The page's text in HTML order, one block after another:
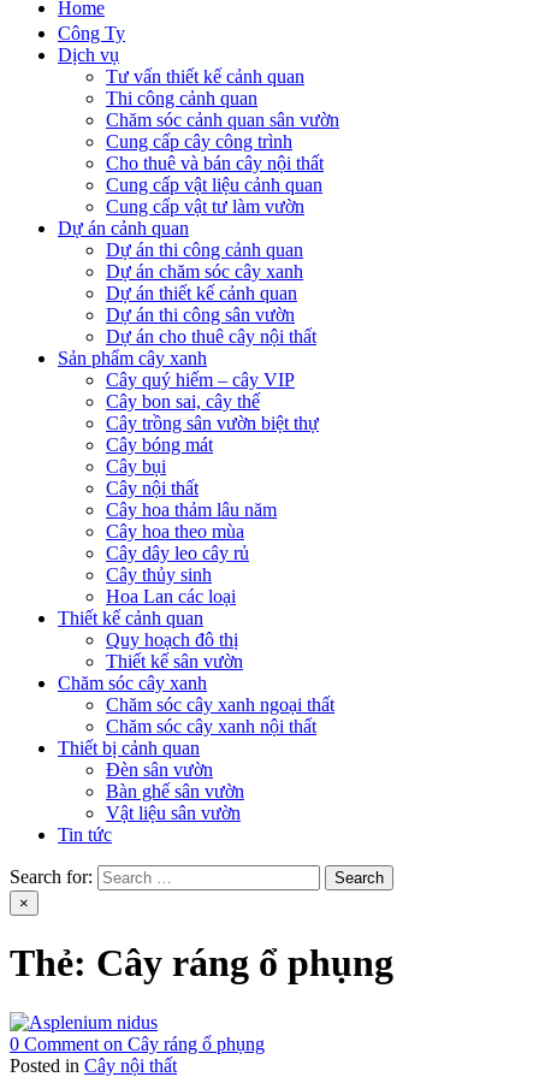
Home
Công Ty
Dịch vụ
Tư vấn thiết kế cảnh quan
Thi công cảnh quan
Chăm sóc cảnh quan sân vườn
Cung cấp cây công trình
Cho thuê và bán cây nội thất
Cung cấp vật liệu cảnh quan
Cung cấp vật tư làm vườn
Dự án cảnh quan
Dự án thi công cảnh quan
Dự án chăm sóc cây xanh
Dự án thiết kế cảnh quan
Dự án thi công sân vườn
Dự án cho thuê cây nội thất
Sản phẩm cây xanh
Cây quý hiếm – cây VIP
Cây bon sai, cây thế
Cây trồng sân vườn biệt thự
Cây bóng mát
Cây bụi
Cây nội thất
Cây hoa thảm lâu năm
Cây hoa theo mùa
Cây dây leo cây rủ
Cây thủy sinh
Hoa Lan các loại
Thiết kế cảnh quan
Quy hoạch đô thị
Thiết kế sân vườn
Chăm sóc cây xanh
Chăm sóc cây xanh ngoại thất
Chăm sóc cây xanh nội thất
Thiết bị cảnh quan
Đèn sân vườn
Bàn ghế sân vườn
Vật liệu sân vườn
Tin tức
Search for:
×
Thẻ: Cây ráng ổ phụng
0 Comment on Cây ráng ổ phụng
Posted in Cây nội thất